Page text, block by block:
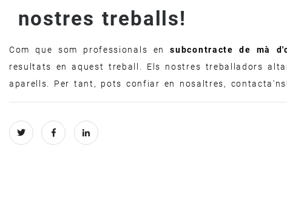
nostres treballs!
Com que som professionals en subcontracte de mà
resultats en aquest treball. Els nostres treballadors
aparells. Per tant, pots confiar en nosaltres, contacta'ns!